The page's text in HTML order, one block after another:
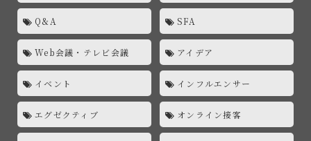
Q&A SFA
Web会議・テレビ会議 アイデア
イベント インフルエンサー
エグゼクティブ オンライン接客